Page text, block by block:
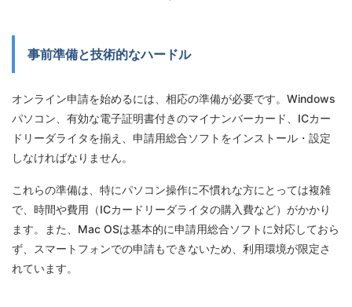
事前準備と技術的なハードル
オンライン申請を始めるには、相応の準備が必要です。Windows
パソコン、有効な電子証明書付きのマイナンバーカード、ICカー
ドリーダライタを揃え、申請用総合ソフトをインストール・設定
しなければなりません。
これらの準備は、特にパソコン操作に不慣れな方にとっては複雑
で、時間や費用（ICカードリーダライタの購入費など）がかかり
ます。また、Mac OSは基本的に申請用総合ソフトに対応しておら
ず、スマートフォンでの申請もできないため、利用環境が限定さ
れています。